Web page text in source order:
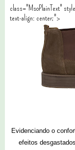
class="MsoPlainText"
text-align: center;">
Evidenciando o
efeitos